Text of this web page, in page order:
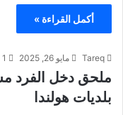
أكمل القراءة »
Tareq مايو 26, 2025 1
ملحق دخل الفرد
بلديات هولندا